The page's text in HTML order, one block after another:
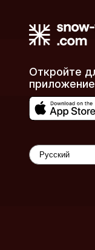
Откройте для себя наше
приложение